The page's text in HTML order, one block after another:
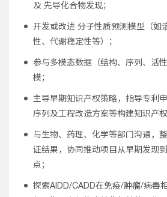
及 先导化合物发现；
开发或改进 分子性质预测模型（如
性、代谢稳定性等）；
参与多模态数据（结构、序列、活
模；
主导早期知识产权策略，指导专利
序列及工程改造方案等构建知识产
与生物、药理、化学等部门沟通，
证结果，协同推动项目从早期发现
点；
探索AIDD/CADD在免疫/肿瘤/病毒